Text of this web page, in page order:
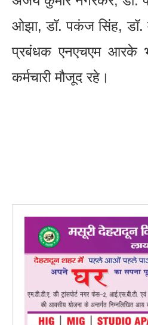
ओझा, डॉ. पकंज सिंह, डॉ.
प्रबंधक एनएचएम आरके
कर्मचारी मौजूद रहे।